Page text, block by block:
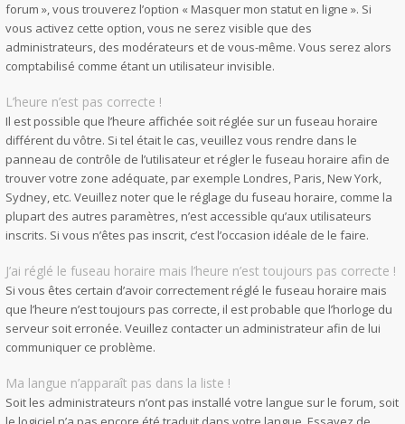
forum », vous trouverez l’option « Masquer mon statut en ligne ». Si
vous activez cette option, vous ne serez visible que des
administrateurs, des modérateurs et de vous-même. Vous serez alors
comptabilisé comme étant un utilisateur invisible.
L’heure n’est pas correcte !
Il est possible que l’heure affichée soit réglée sur un fuseau horaire
différent du vôtre. Si tel était le cas, veuillez vous rendre dans le
panneau de contrôle de l’utilisateur et régler le fuseau horaire afin de
trouver votre zone adéquate, par exemple Londres, Paris, New York,
Sydney, etc. Veuillez noter que le réglage du fuseau horaire, comme la
plupart des autres paramètres, n’est accessible qu’aux utilisateurs
inscrits. Si vous n’êtes pas inscrit, c’est l’occasion idéale de le faire.
J’ai réglé le fuseau horaire mais l’heure n’est toujours pas correcte !
Si vous êtes certain d’avoir correctement réglé le fuseau horaire mais
que l’heure n’est toujours pas correcte, il est probable que l’horloge du
serveur soit erronée. Veuillez contacter un administrateur afin de lui
communiquer ce problème.
Ma langue n’apparaît pas dans la liste !
Soit les administrateurs n’ont pas installé votre langue sur le forum, soit